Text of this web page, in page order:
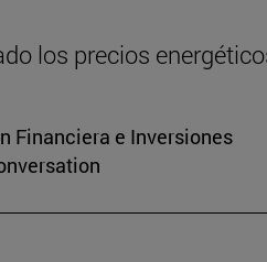
los precios
Financiera e Inversiones